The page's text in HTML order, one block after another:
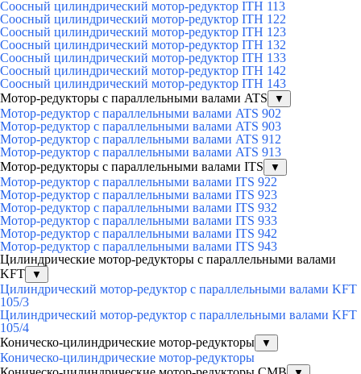
Соосный цилиндрический мотор-редуктор ITH 113
Соосный цилиндрический мотор-редуктор ITH 122
Соосный цилиндрический мотор-редуктор ITH 123
Соосный цилиндрический мотор-редуктор ITH 132
Соосный цилиндрический мотор-редуктор ITH 133
Соосный цилиндрический мотор-редуктор ITH 142
Соосный цилиндрический мотор-редуктор ITH 143
Мотор-редукторы с параллельными валами ATS
▼
Мотор-редуктор с параллельными валами ATS 902
Мотор-редуктор с параллельными валами ATS 903
Мотор-редуктор с параллельными валами ATS 912
Мотор-редуктор с параллельными валами ATS 913
Мотор-редукторы с параллельными валами ITS
▼
Мотор-редуктор с параллельными валами ITS 922
Мотор-редуктор с параллельными валами ITS 923
Мотор-редуктор с параллельными валами ITS 932
Мотор-редуктор с параллельными валами ITS 933
Мотор-редуктор с параллельными валами ITS 942
Мотор-редуктор с параллельными валами ITS 943
Цилиндрические мотор-редукторы с параллельными валами
KFT
▼
Цилиндрический мотор-редуктор с параллельными валами KFT
105/3
Цилиндрический мотор-редуктор с параллельными валами KFT
105/4
Коническо-цилиндрические мотор-редукторы
▼
Коническо-цилиндрические мотор-редукторы